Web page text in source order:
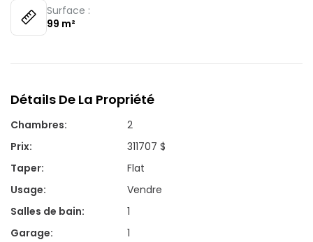
Surface :
99 m²
Détails De La Propriété
Chambres:
2
Prix:
311707 $
Taper:
Flat
Usage:
Vendre
Salles de bain:
1
Garage: 1